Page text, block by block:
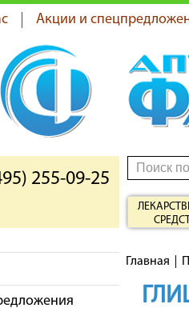
Акции и
255-09-25
Главная